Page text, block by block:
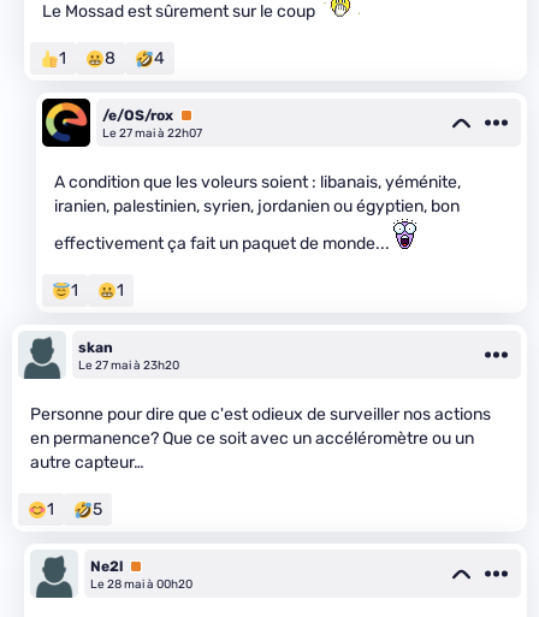
Le Mossad est sûrement sur le coup
1 8 4
/e/OS/rox Premium
Le 27 mai à 22h07
A condition que les voleurs soient : libanais, yéménite,
iranien, palestinien, syrien, jordanien ou égyptien, bon
effectivement ça fait un paquet de monde...
1 1
skan
Le 27 mai à 23h20
Personne pour dire que c'est odieux de surveiller nos actions
en permanence? Que ce soit avec un accéléromètre ou un
autre capteur…
1 5
Ne2l Premium
Le 28 mai à 00h20